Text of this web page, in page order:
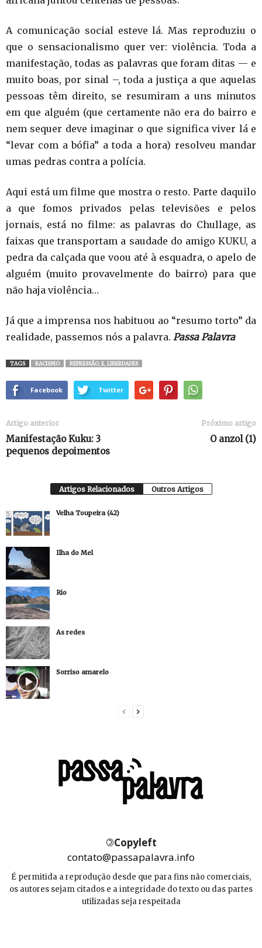
A comunicação social esteve lá. Mas reproduziu o
que o sensacionalismo quer ver: violência. Toda a
manifestação, todas as palavras que foram ditas — e
muito boas, por sinal –, toda a justiça a que aquelas
pessoas têm direito, se resumiram a uns minutos
em que alguém (que certamente não era do bairro e
nem sequer deve imaginar o que significa viver lá e
“levar com a bófia” a toda a hora) resolveu mandar
umas pedras contra a polícia.
Aqui está um filme que mostra o resto. Parte daquilo
a que fomos privados pelas televisões e pelos
jornais, está no filme: as palavras do Chullage, as
faixas que transportam a saudade do amigo KUKU, a
pedra da calçada que voou até à esquadra, o apelo de
alguém (muito provavelmente do bairro) para que
não haja violência…
Já que a imprensa nos habituou ao “resumo torto” da
realidade, passemos nós a palavra. Passa Palavra
TAGS RACISMO REPRESSÃO_E_LIBERDADES
Facebook Twitter
Artigo anterior
Manifestação Kuku: 3
pequenos depoimentos
Próximo artigo
O anzol (1)
Artigos Relacionados Outros Artigos
Velha Toupeira (42)
Ilha do Mel
Rio
As redes
Sorriso amarelo
©Copyleft
contato@passapalavra.info
É permitida a reprodução desde que para fins não comerciais,
os autores sejam citados e a integridade do texto ou das partes
utilizadas seja respeitada